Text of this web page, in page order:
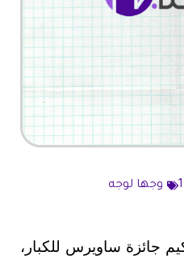
وجها لوجه
جائزة ساويرس للكبار،